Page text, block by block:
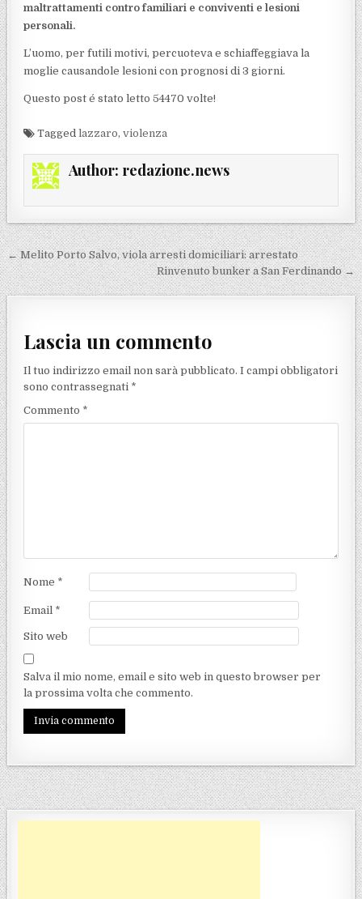
maltrattamenti contro familiari e conviventi e lesioni
personali.
L’uomo, per futili motivi, percuoteva e schiaffeggiava la
moglie causandole lesioni con prognosi di 3 giorni.
Questo post é stato letto 54470 volte!
Taggedlazzaro,violenza
Author: redazione.news
Navigazione articoli
← Melito Porto Salvo, viola arresti domiciliari: arrestato
Rinvenuto bunker a San Ferdinando →
Lascia un commento
Il tuo indirizzo email non sarà pubblicato. I campi obbligatori
sono contrassegnati *
Commento *
Nome *
Email *
Sito web
Salva il mio nome, email e sito web in questo browser per
la prossima volta che commento.